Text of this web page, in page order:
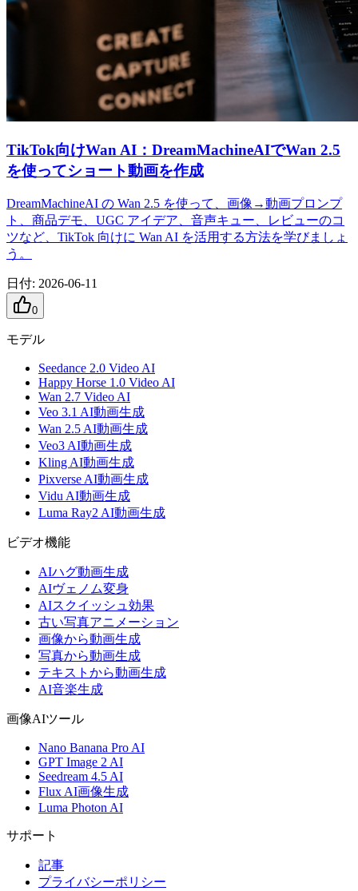
TikTok向けWan AI：DreamMachineAIでWan 2.5
を使ってショート動画を作成
DreamMachineAI の Wan 2.5 を使って、画像→動画プロンプ
ト、商品デモ、UGC アイデア、音声キュー、レビューのコ
ツなど、TikTok 向けに Wan AI を活用する方法を学びましょ
う。
日付: 2026-06-11
0
モデル
Seedance 2.0 Video AI
Happy Horse 1.0 Video AI
Wan 2.7 Video AI
Veo 3.1 AI動画生成
Wan 2.5 AI動画生成
Veo3 AI動画生成
Kling AI動画生成
Pixverse AI動画生成
Vidu AI動画生成
Luma Ray2 AI動画生成
ビデオ機能
AIハグ動画生成
AIヴェノム変身
AIスクイッシュ効果
古い写真アニメーション
画像から動画生成
写真から動画生成
テキストから動画生成
AI音楽生成
画像AIツール
Nano Banana Pro AI
GPT Image 2 AI
Seedream 4.5 AI
Flux AI画像生成
Luma Photon AI
サポート
記事
プライバシーポリシー